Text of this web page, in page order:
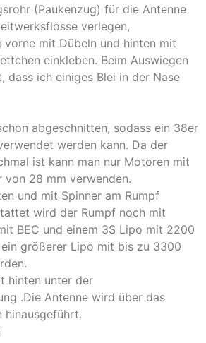
(Paukenzug) für die Antenne
verlegen,
vorne mit Dübeln und hinten mit
einkleben. Beim Auswiegen
dass ich einiges Blei in der Nase
abgeschnitten, sodass ein 38er
werden kann. Da der
ist kann man nur Motoren mit
von 28 mm verwenden.
und mit Spinner am Rumpf
wird der Rumpf noch mit
BEC und einem 3S Lipo mit 2200
ein größerer Lipo mit bis zu 3300
hinten unter der
.Die Antenne wird über das
hinausgeführt.